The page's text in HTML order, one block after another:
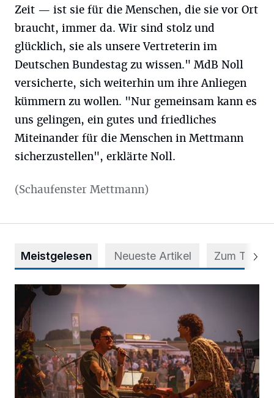
Zeit — ist sie für die Menschen, die sie vor Ort
braucht, immer da. Wir sind stolz und
glücklich, sie als unsere Vertreterin im
Deutschen Bundestag zu wissen." MdB Noll
versicherte, sich weiterhin um ihre Anliegen
kümmern zu wollen. "Nur gemeinsam kann es
uns gelingen, ein gutes und friedliches
Miteinander für die Menschen in Mettmann
sicherzustellen", erklärte Noll.
(Schaufenster Mettmann)
Meistgelesen Neueste Artikel Zum Thema
Mehr als nur ein Festival